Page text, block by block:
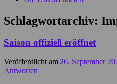
Schlagwortarchiv:
Saison offiziell eröffnet
Veröffentlicht am 26. September
Antworten